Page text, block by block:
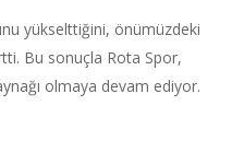
yükselttiğini, önümüzdeki
Bu sonuçla Rota Spor,
olmaya devam ediyor.